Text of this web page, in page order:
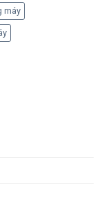
máy